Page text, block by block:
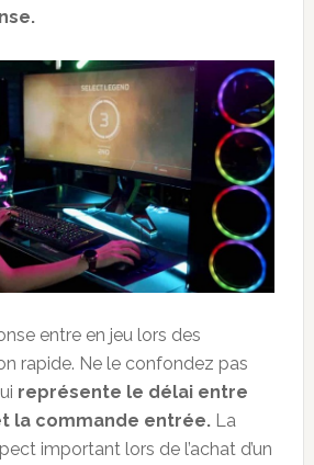
entre en jeu lors des
rapide. Ne le confondez pas
représente le délai entre
la commande entrée. La
important lors de l’achat d’un